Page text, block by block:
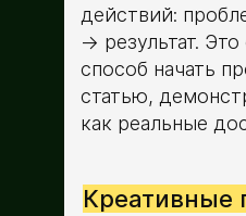
действий:
→ результат.
способ начать
статью,
как реальные
Креативные